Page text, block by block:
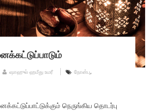
ஷாஹுல் ஹமீது உமரீ நோன்பு,
நெருங்கிய தொடர்பு